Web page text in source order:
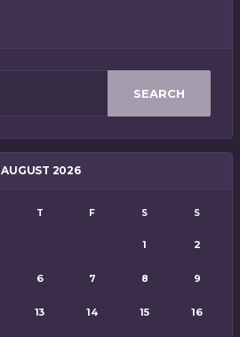
SEARCH
AUGUST 2026
T F S S
1 2
6 7 8 9
13 14 15 16